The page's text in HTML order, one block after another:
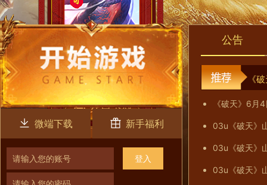
微端下载 新手福利
登入
公告
《
《破天》6月
03u《破天》
03u《破天》
03u《破天》